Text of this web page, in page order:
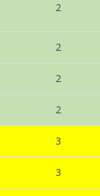
2
2
2
2
3
3